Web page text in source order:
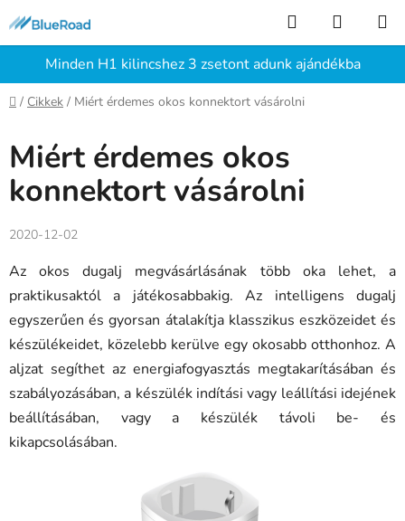
fő
tartalomhozMinden H1 kilincshez 3 zsetont adunk ajándékba
KeresésKOSÁR
Kezdőlap
/ Cikkek / Miért érdemes okos konnektort vásárolni
Miért érdemes okos
konnektort vásárolni
2020-12-02
Az okos dugalj megvásárlásának több oka lehet, a
praktikusaktól a játékosabbakig. Az intelligens dugalj
egyszerűen és gyorsan átalakítja klasszikus eszközeidet és
készülékeidet, közelebb kerülve egy okosabb otthonhoz. A
aljzat segíthet az energiafogyasztás megtakarításában és
szabályozásában, a készülék indítási vagy leállítási idejének
beállításában, vagy a készülék távoli be- és
kikapcsolásában.